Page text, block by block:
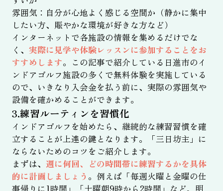
雰囲気：自分が心地よく感じる空間か（静かに集中
したい方、賑やかな環境が好きな方など）
インターネットで各施設の情報を集めるだけでな
く、 実際に見学や体験レッスンに参加することをお
すすめします。この記事で紹介している日進市のイ
ンドアゴルフ施設の多くで無料体験を実施している
ので、いきなり入会金を払う前に、実際の雰囲気や
設備を確かめることができます。
3.練習ルーティンを習慣化
インドアゴルフを始めたら、継続的な練習習慣を確
立することが上達の鍵となります。「三日坊主」に
ならないためのコツをご紹介します。
まずは、 週に何回、どの時間帯に練習するかを具体
的に計画しましょう 。例えば「毎週火曜と金曜の仕
事帰りに1時間」「土曜朝9時から2時間」など、明